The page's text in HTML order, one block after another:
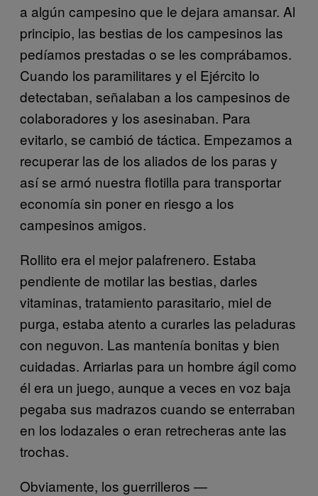
a algún campesino que le dejara amansar. Al
principio, las bestias de los campesinos las
pedíamos prestadas o se les comprábamos.
Cuando los paramilitares y el Ejército lo
detectaban, señalaban a los campesinos de
colaboradores y los asesinaban. Para
evitarlo, se cambió de táctica. Empezamos a
recuperar las de los aliados de los paras y
así se armó nuestra flotilla para transportar
economía sin poner en riesgo a los
campesinos amigos.
Rollito era el mejor palafrenero. Estaba
pendiente de motilar las bestias, darles
vitaminas, tratamiento parasitario, miel de
purga, estaba atento a curarles las peladuras
con neguvon. Las mantenía bonitas y bien
cuidadas. Arriarlas para un hombre ágil como
él era un juego, aunque a veces en voz baja
pegaba sus madrazos cuando se enterraban
en los lodazales o eran retrecheras ante las
trochas.
Obviamente, los guerrilleros —